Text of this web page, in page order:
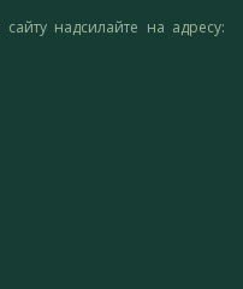
надсилайте на адресу: